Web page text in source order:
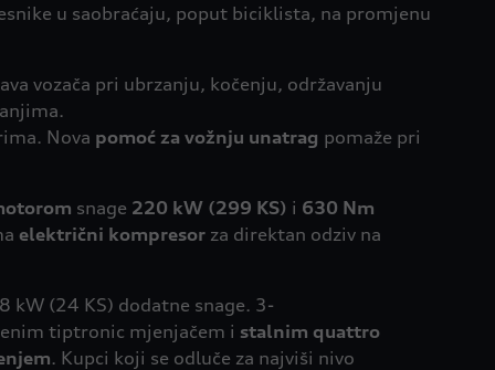
u saobraćaju, poput biciklista, na promjenu
vozača pri ubrzanju, kočenju, održavanju
Nova pomoć za vožnju unatrag pomaže pri
snage 220 kW (299 KS) i 630 Nm
električni kompresorza direktan odziv na
kW (24 KS) dodatne snage. 3-
tiptronic mjenjačem i stalnim quattro
. Kupci koji se odluče za najviši nivo